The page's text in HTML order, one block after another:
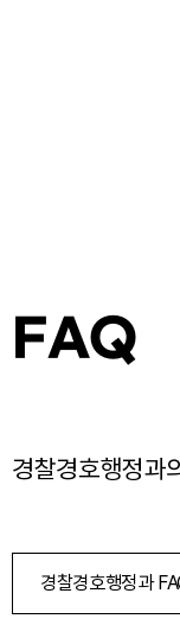
FAQ
경찰경호행정과
경찰경호행정과